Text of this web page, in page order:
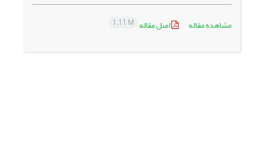
مشاهده مقاله اصل مقاله 1.11 M